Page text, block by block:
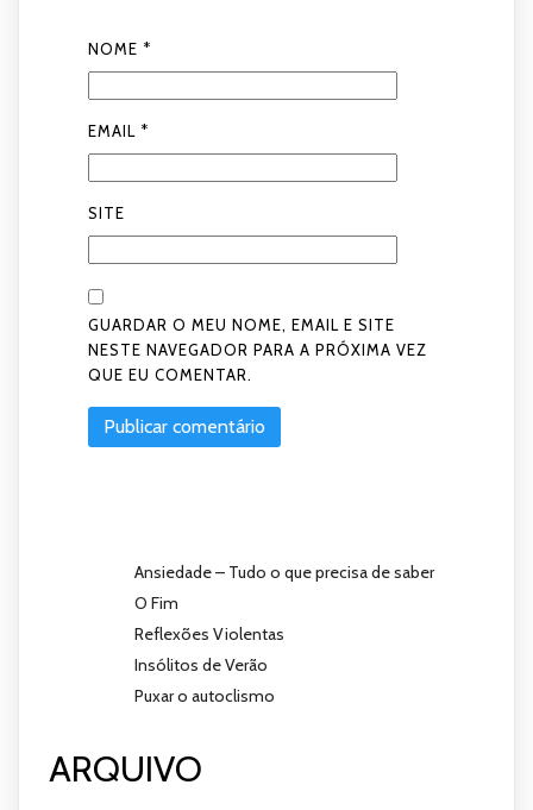
NOME *
EMAIL *
SITE
GUARDAR O MEU NOME, EMAIL E SITE
NESTE NAVEGADOR PARA A PRÓXIMA VEZ
QUE EU COMENTAR.
Ansiedade – Tudo o que precisa de saber
O Fim
Reflexões Violentas
Insólitos de Verão
Puxar o autoclismo
ARQUIVO